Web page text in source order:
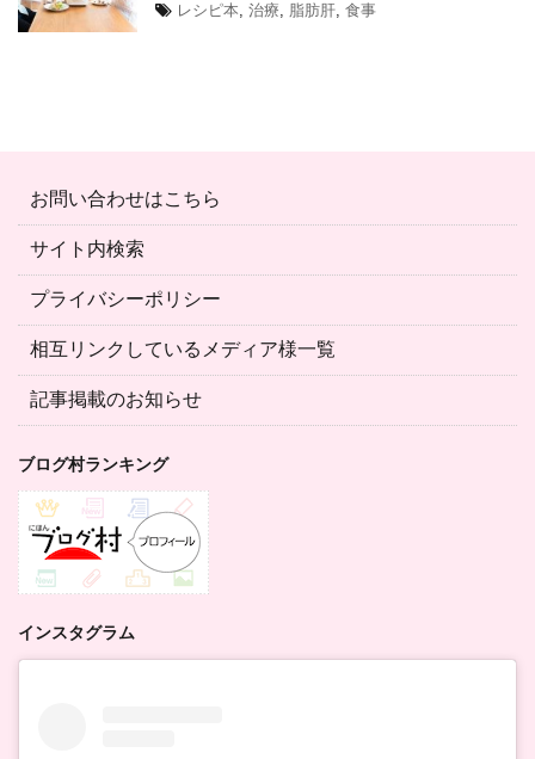
レシピ本, 治療, 脂肪肝, 食事
お問い合わせはこちら
サイト内検索
プライバシーポリシー
相互リンクしているメディア様一覧
記事掲載のお知らせ
ブログ村ランキング
インスタグラム